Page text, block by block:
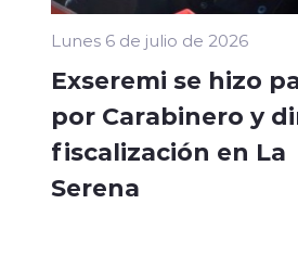
Lunes 6 de julio de 2026
Exseremi se hizo
por Carabinero y
fiscalización en La
Serena